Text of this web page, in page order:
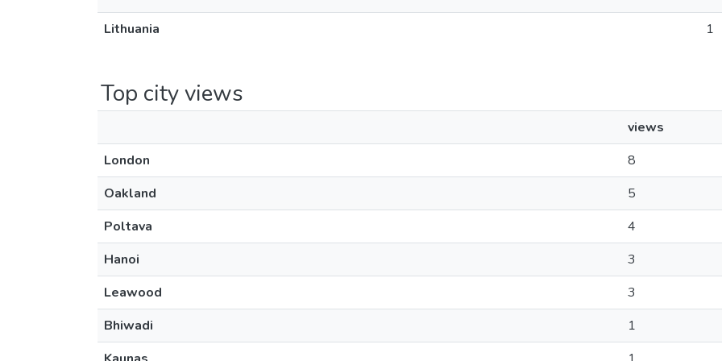
Lithuania
1
Top city views
views
London
8
Oakland
5
Poltava
4
Hanoi
3
Leawood
3
Bhiwadi
1